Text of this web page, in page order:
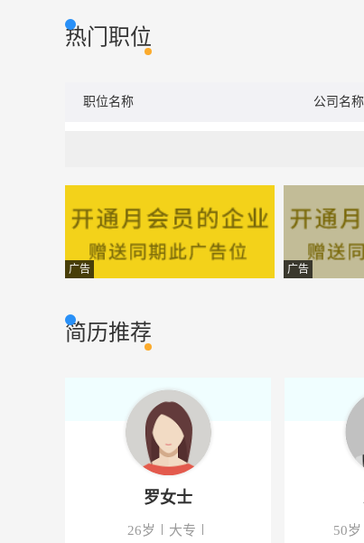
热门职位
职位名称 公司名称
广告 广告
简历推荐
罗女士
26岁 大专 50岁